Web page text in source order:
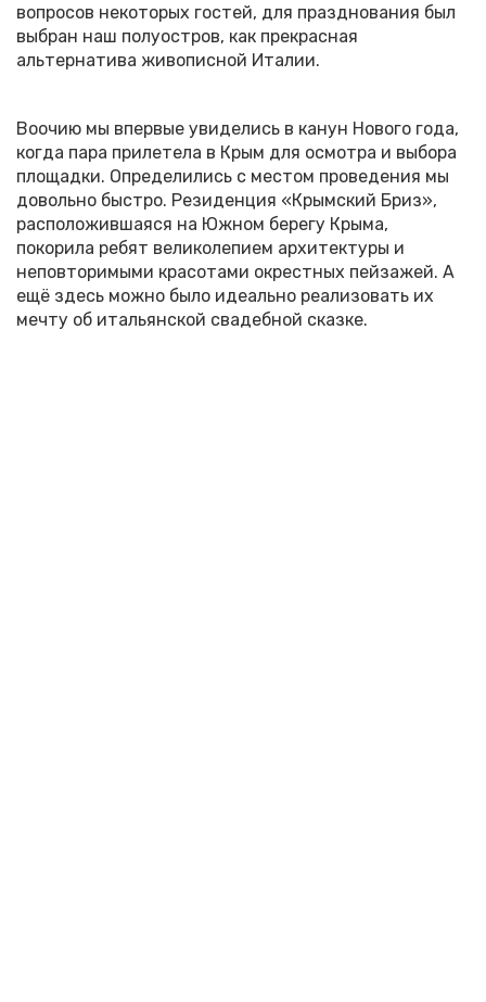
вопросов некоторых гостей, для празднования был
выбран наш полуостров, как прекрасная
альтернатива живописной Италии.
Воочию мы впервые увиделись в канун Нового года,
когда пара прилетела в Крым для осмотра и выбора
площадки. Определились с местом проведения мы
довольно быстро. Резиденция «Крымский Бриз»,
расположившаяся на Южном берегу Крыма,
покорила ребят великолепием архитектуры и
неповторимыми красотами окрестных пейзажей. А
ещё здесь можно было идеально реализовать их
мечту об итальянской свадебной сказке.